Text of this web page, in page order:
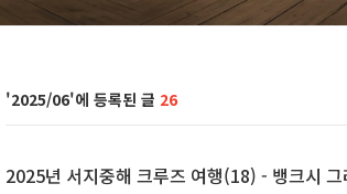
2025/06 26
2025년 서지중해 크루즈 여행(18) - 뱅크시 그